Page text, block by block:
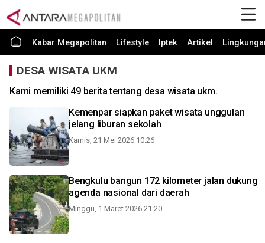
Kabar Megapolitan Lifestyle Iptek Artikel
DESA WISATA UKM
Kami memiliki 49 berita tentang desa wisata ukm.
Kemenpar siapkan paket wisata unggulan
jelang liburan sekolah
Kamis, 21 Mei 2026 10:26
Bengkulu bangun 172 kilometer jalan dukung
agenda nasional dari daerah
Minggu, 1 Maret 2026 21:20